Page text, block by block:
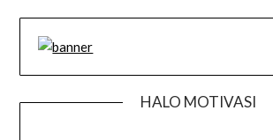
HALO MOTIVASI